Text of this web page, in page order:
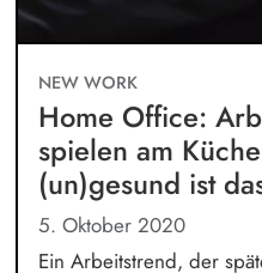
NEW WORK
Home Office:
spielen am
(un)gesund ist
5. Oktober 2020
Ein Arbeitstrend, der